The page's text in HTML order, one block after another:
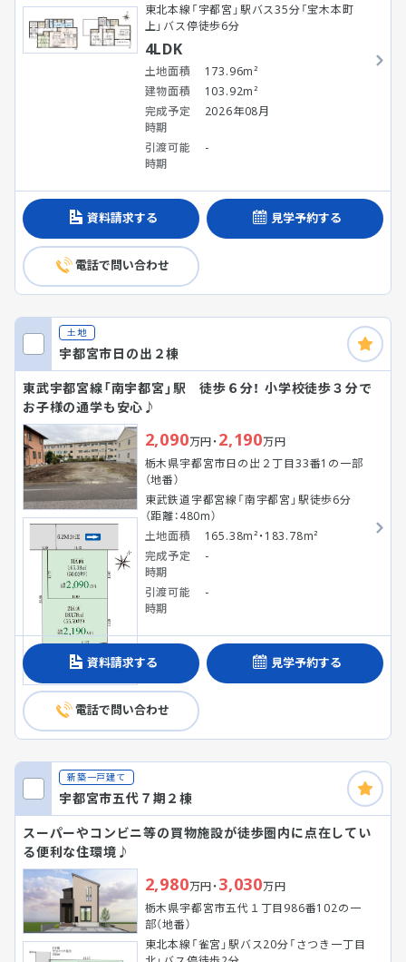
東北本線「宇都宮」駅バス35分「宝木本町
上」バス停徒歩6分
4LDK
土地面積
173.96m²
建物面積
103.92m²
完成予定
時期
2026年08月
引渡可能
時期
-
資料請求する 見学予約する
電話で問い合わせ
土地
宇都宮市日の出２棟
東武宇都宮線「南宇都宮」駅 徒歩６分！ 小学校徒歩３分で
お子様の通学も安心♪
2,090万円・2,190万円
栃木県宇都宮市日の出２丁目33番1の一部
（地番）
東武鉄道宇都宮線「南宇都宮」駅徒歩6分
（距離：480m）
土地面積
165.38m²・183.78m²
完成予定
時期
-
引渡可能
時期
-
資料請求する 見学予約する
電話で問い合わせ
新築一戸建て
宇都宮市五代７期２棟
スーパーやコンビニ等の買物施設が徒歩圏内に点在してい
る便利な住環境♪
2,980万円・3,030万円
栃木県宇都宮市五代１丁目986番102の一
部（地番）
東北本線「雀宮」駅バス20分「さつき一丁目